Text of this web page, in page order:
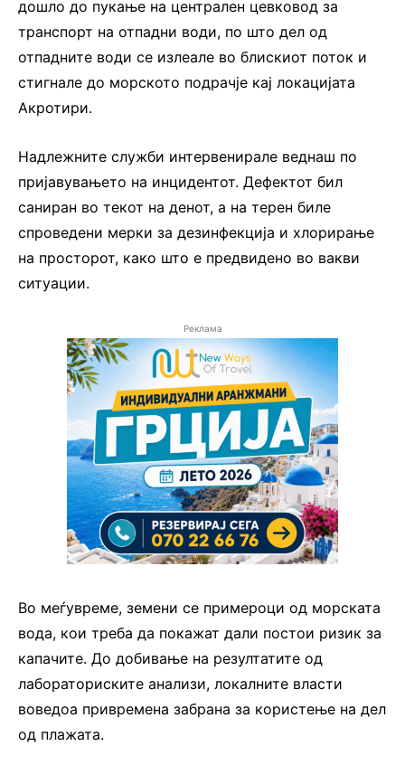
дошло до пукање на централен цевковод за
транспорт на отпадни води, по што дел од
отпадните води се излеале во блискиот поток и
стигнале до морското подрачје кај локацијата
Акротири.
Надлежните служби интервенирале веднаш по
пријавувањето на инцидентот. Дефектот бил
саниран во текот на денот, а на терен биле
спроведени мерки за дезинфекција и хлорирање
на просторот, како што е предвидено во вакви
ситуации.
Реклама
Во меѓувреме, земени се примероци од морската
вода, кои треба да покажат дали постои ризик за
капачите. До добивање на резултатите од
лабораториските анализи, локалните власти
воведоа привремена забрана за користење на дел
од плажата.